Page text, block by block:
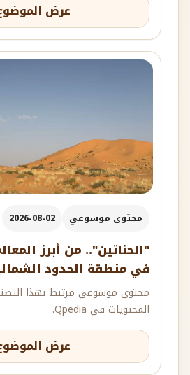
عرض
محتوى موسوعي 2026-08-02
"الحناتين".. من أبرز
في منطقة الحدود
محتوى موسوعي مرتبط بهذا
المحتويات في Qpedia.
عرض